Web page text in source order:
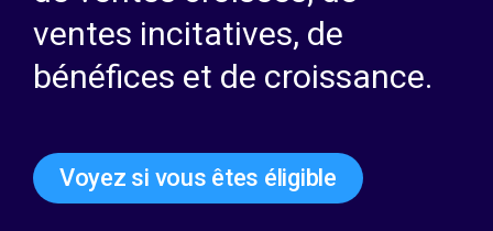
ventes incitatives, de
bénéfices et de croissance.
Voyez si vous êtes éligible